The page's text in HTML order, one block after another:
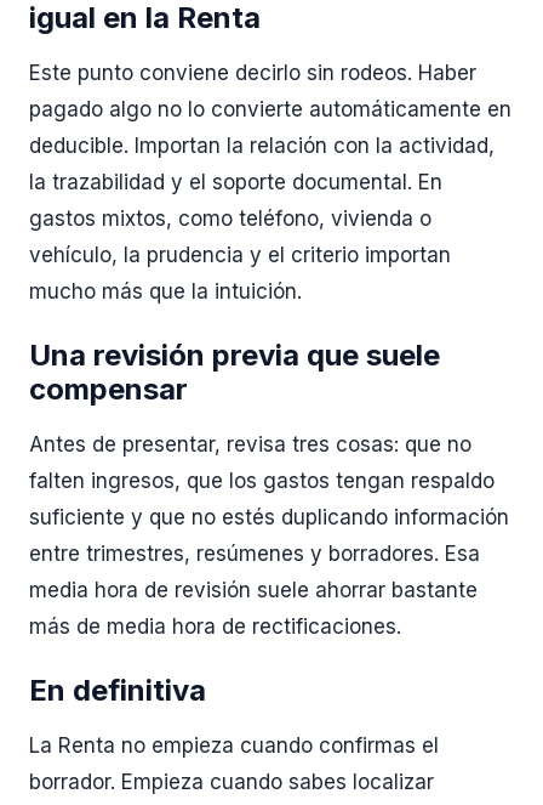
igual en la Renta
Este punto conviene decirlo sin rodeos. Haber
pagado algo no lo convierte automáticamente en
deducible. Importan la relación con la actividad,
la trazabilidad y el soporte documental. En
gastos mixtos, como teléfono, vivienda o
vehículo, la prudencia y el criterio importan
mucho más que la intuición.
Una revisión previa que suele
compensar
Antes de presentar, revisa tres cosas: que no
falten ingresos, que los gastos tengan respaldo
suficiente y que no estés duplicando información
entre trimestres, resúmenes y borradores. Esa
media hora de revisión suele ahorrar bastante
más de media hora de rectificaciones.
En definitiva
La Renta no empieza cuando confirmas el
borrador. Empieza cuando sabes localizar